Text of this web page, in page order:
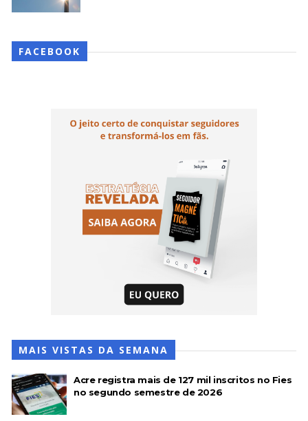
FACEBOOK
MAIS VISTAS DA SEMANA
Acre registra mais de 127 mil inscritos no Fies
no segundo semestre de 2026